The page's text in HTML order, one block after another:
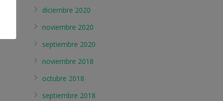
diciembre 2020
noviembre 2020
septiembre 2020
noviembre 2018
octubre 2018
septiembre 2018